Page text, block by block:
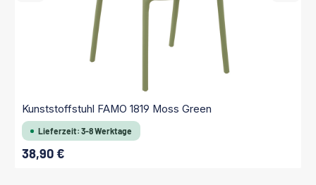
Kunststoffstuhl FAMO 1819 Moss Green
Lieferzeit: 3-8 Werktage
Regulärer Preis:
38,90 €